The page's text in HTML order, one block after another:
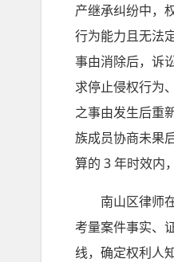
产继承纠纷中，
行为能力且无法
事由消除后，诉
求停止侵权行为
之事由发生后重
族成员协商未果
算的 3 年时效内
南山区律师在
考量案件事实、
线，确定权利人